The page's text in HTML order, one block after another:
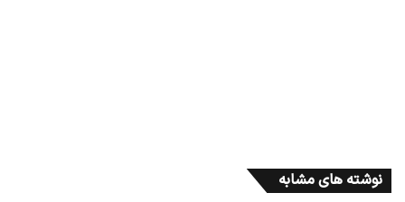
نوشته های مشابه